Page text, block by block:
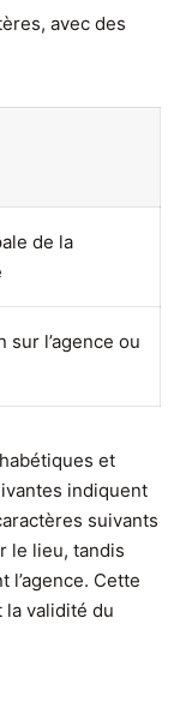
avec des
de la
sur l’agence ou
et
indiquent
suivants
le lieu, tandis
Cette
la validité du